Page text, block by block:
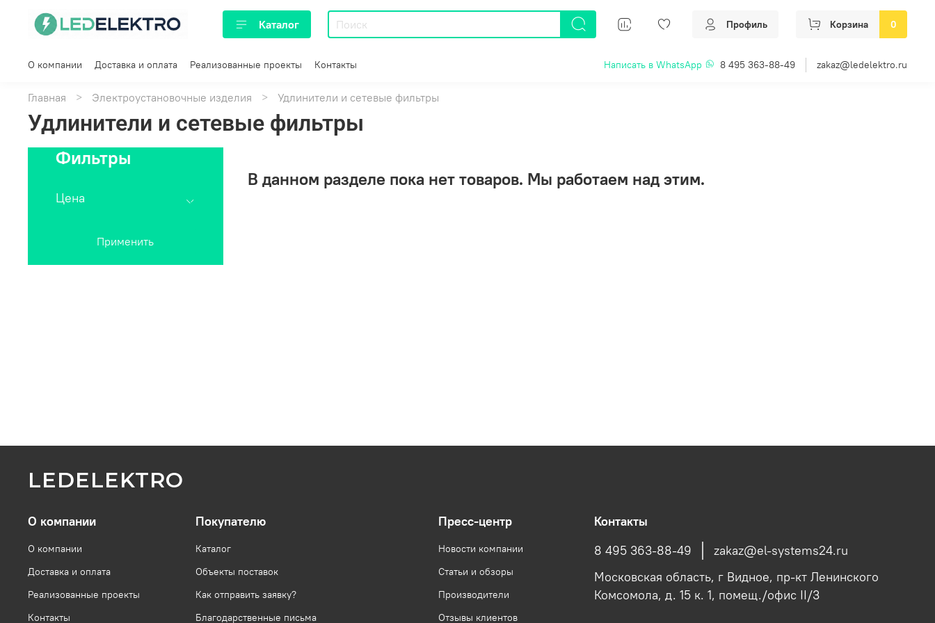
Каталог Профиль Корзина 0
О компании Доставка и оплата Реализованные проекты Контакты Написать в WhatsApp 8 495 363-88-49 zakaz@ledelektro.ru
Главная Электроустановочные изделия Удлинители и сетевые фильтры
Удлинители и сетевые фильтры
В данном разделе пока нет товаров. Мы работаем над этим.
Фильтры
Цена
Применить
LEDELEKTRO
О компании
О компании
Доставка и оплата
Реализованные проекты
Контакты
Покупателю
Каталог
Объекты поставок
Как отправить заявку?
Благодарственные письма
Пресс-центр
Новости компании
Статьи и обзоры
Производители
Отзывы клиентов
Контакты
8 495 363-88-49
zakaz@el-systems24.ru
Московская область, г Видное, пр-кт Ленинского
Комсомола, д. 15 к. 1, помещ./офис II/3